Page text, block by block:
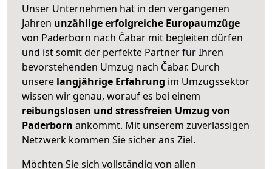
Unser Unternehmen hat in den vergangenen
Jahren unzählige erfolgreiche Europaumzüge
von Paderborn nach Čabar mit begleiten dürfen
und ist somit der perfekte Partner für Ihren
bevorstehenden Umzug nach Čabar. Durch
unsere langjährige Erfahrung im Umzugssektor
wissen wir genau, worauf es bei einem
reibungslosen und stressfreien Umzug von
Paderborn ankommt. Mit unserem zuverlässigen
Netzwerk kommen Sie sicher ans Ziel.
Möchten Sie sich vollständig von allen